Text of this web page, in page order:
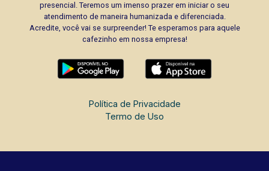
presencial. Teremos um imenso prazer em iniciar o seu
atendimento de maneira humanizada e diferenciada.
Acredite, você vai se surpreender! Te esperamos para aquele
cafezinho em nossa empresa!
Política de Privacidade
Termo de Uso